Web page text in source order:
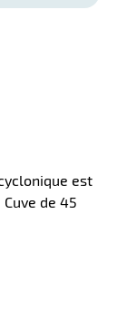
est
de 45